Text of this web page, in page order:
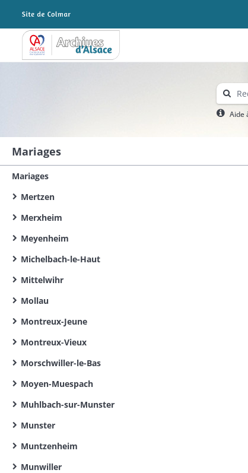
Archives Alsace - Colmar
Aide
Mariages
Mariages
Mertzen
Merxheim
Meyenheim
Michelbach-le-Haut
Mittelwihr
Mollau
Montreux-Jeune
Montreux-Vieux
Morschwiller-le-Bas
Moyen-Muespach
Muhlbach-sur-Munster
Munster
Muntzenheim
Munwiller